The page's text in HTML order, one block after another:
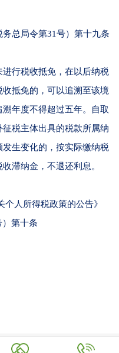
务总局令第31号）第十九条
行税收抵免，在以后纳税
抵免的，可以追溯至该境
年度不得超过五年。自取
税主体出具的税款所属纳
生变化的，按实际缴纳税
滞纳金，不退还利息。
个人所得税政策的公告》
）第十条